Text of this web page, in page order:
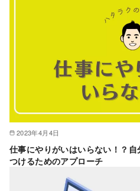
2023年4月4日
仕事にやりがいはいらない！？
つけるためのアプローチ